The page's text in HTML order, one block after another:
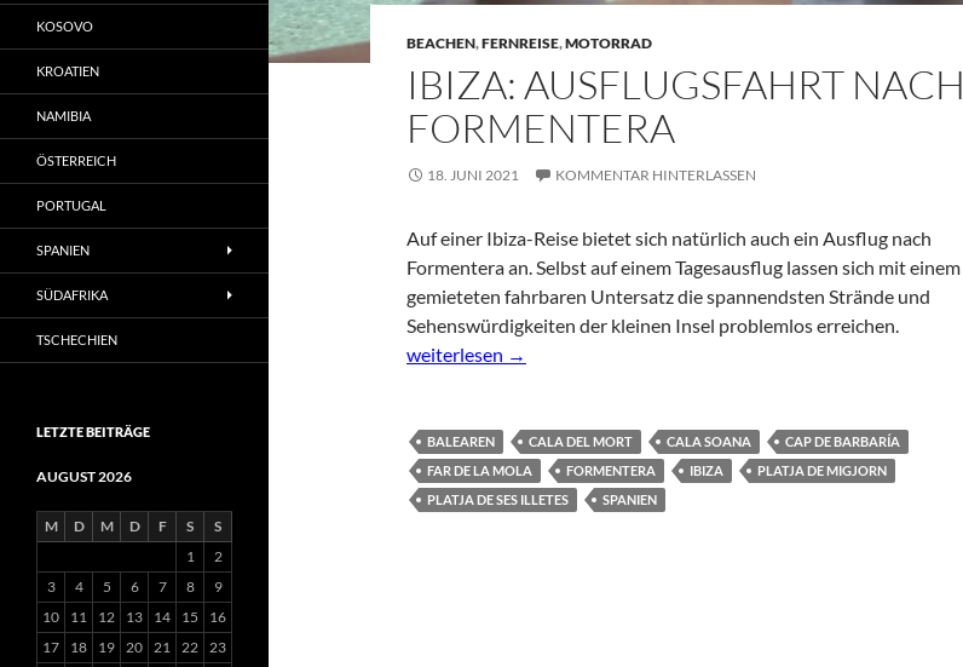
BEACHEN,FERNREISE,MOTORRAD
IBIZA: AUSFLUGSFAHRT NACH
FORMENTERA
18. JUNI 2021 KOMMENTAR HINTERLASSEN
Auf einer Ibiza-Reise bietet sich natürlich auch ein Ausflug nach
Formentera an. Selbst auf einem Tagesausflug lassen sich mit einem
gemieteten fahrbaren Untersatz die spannendsten Strände und
Sehenswürdigkeiten der kleinen Insel problemlos erreichen.
Ibiza: Ausflugsfahrt nach Formentera
weiterlesen →
BALEAREN CALA DEL MORT CALA SOANA
CAP DE BARBARÍA
FAR DE LA MOLA
FORMENTERA IBIZA
PLATJA DE MIGJORN
PLATJA DE SES ILLETES
SPANIEN
KOSOVO
KROATIEN
NAMIBIA
ÖSTERREICH
PORTUGAL
SPANIEN
SÜDAFRIKA
TSCHECHIEN
LETZTE BEITRÄGE
AUGUST 2026
M D M D F S
S
1
2
3
4 5 6 7 8
9
10
11 12 13 14 15
16
17
18 19 20 21 22 23